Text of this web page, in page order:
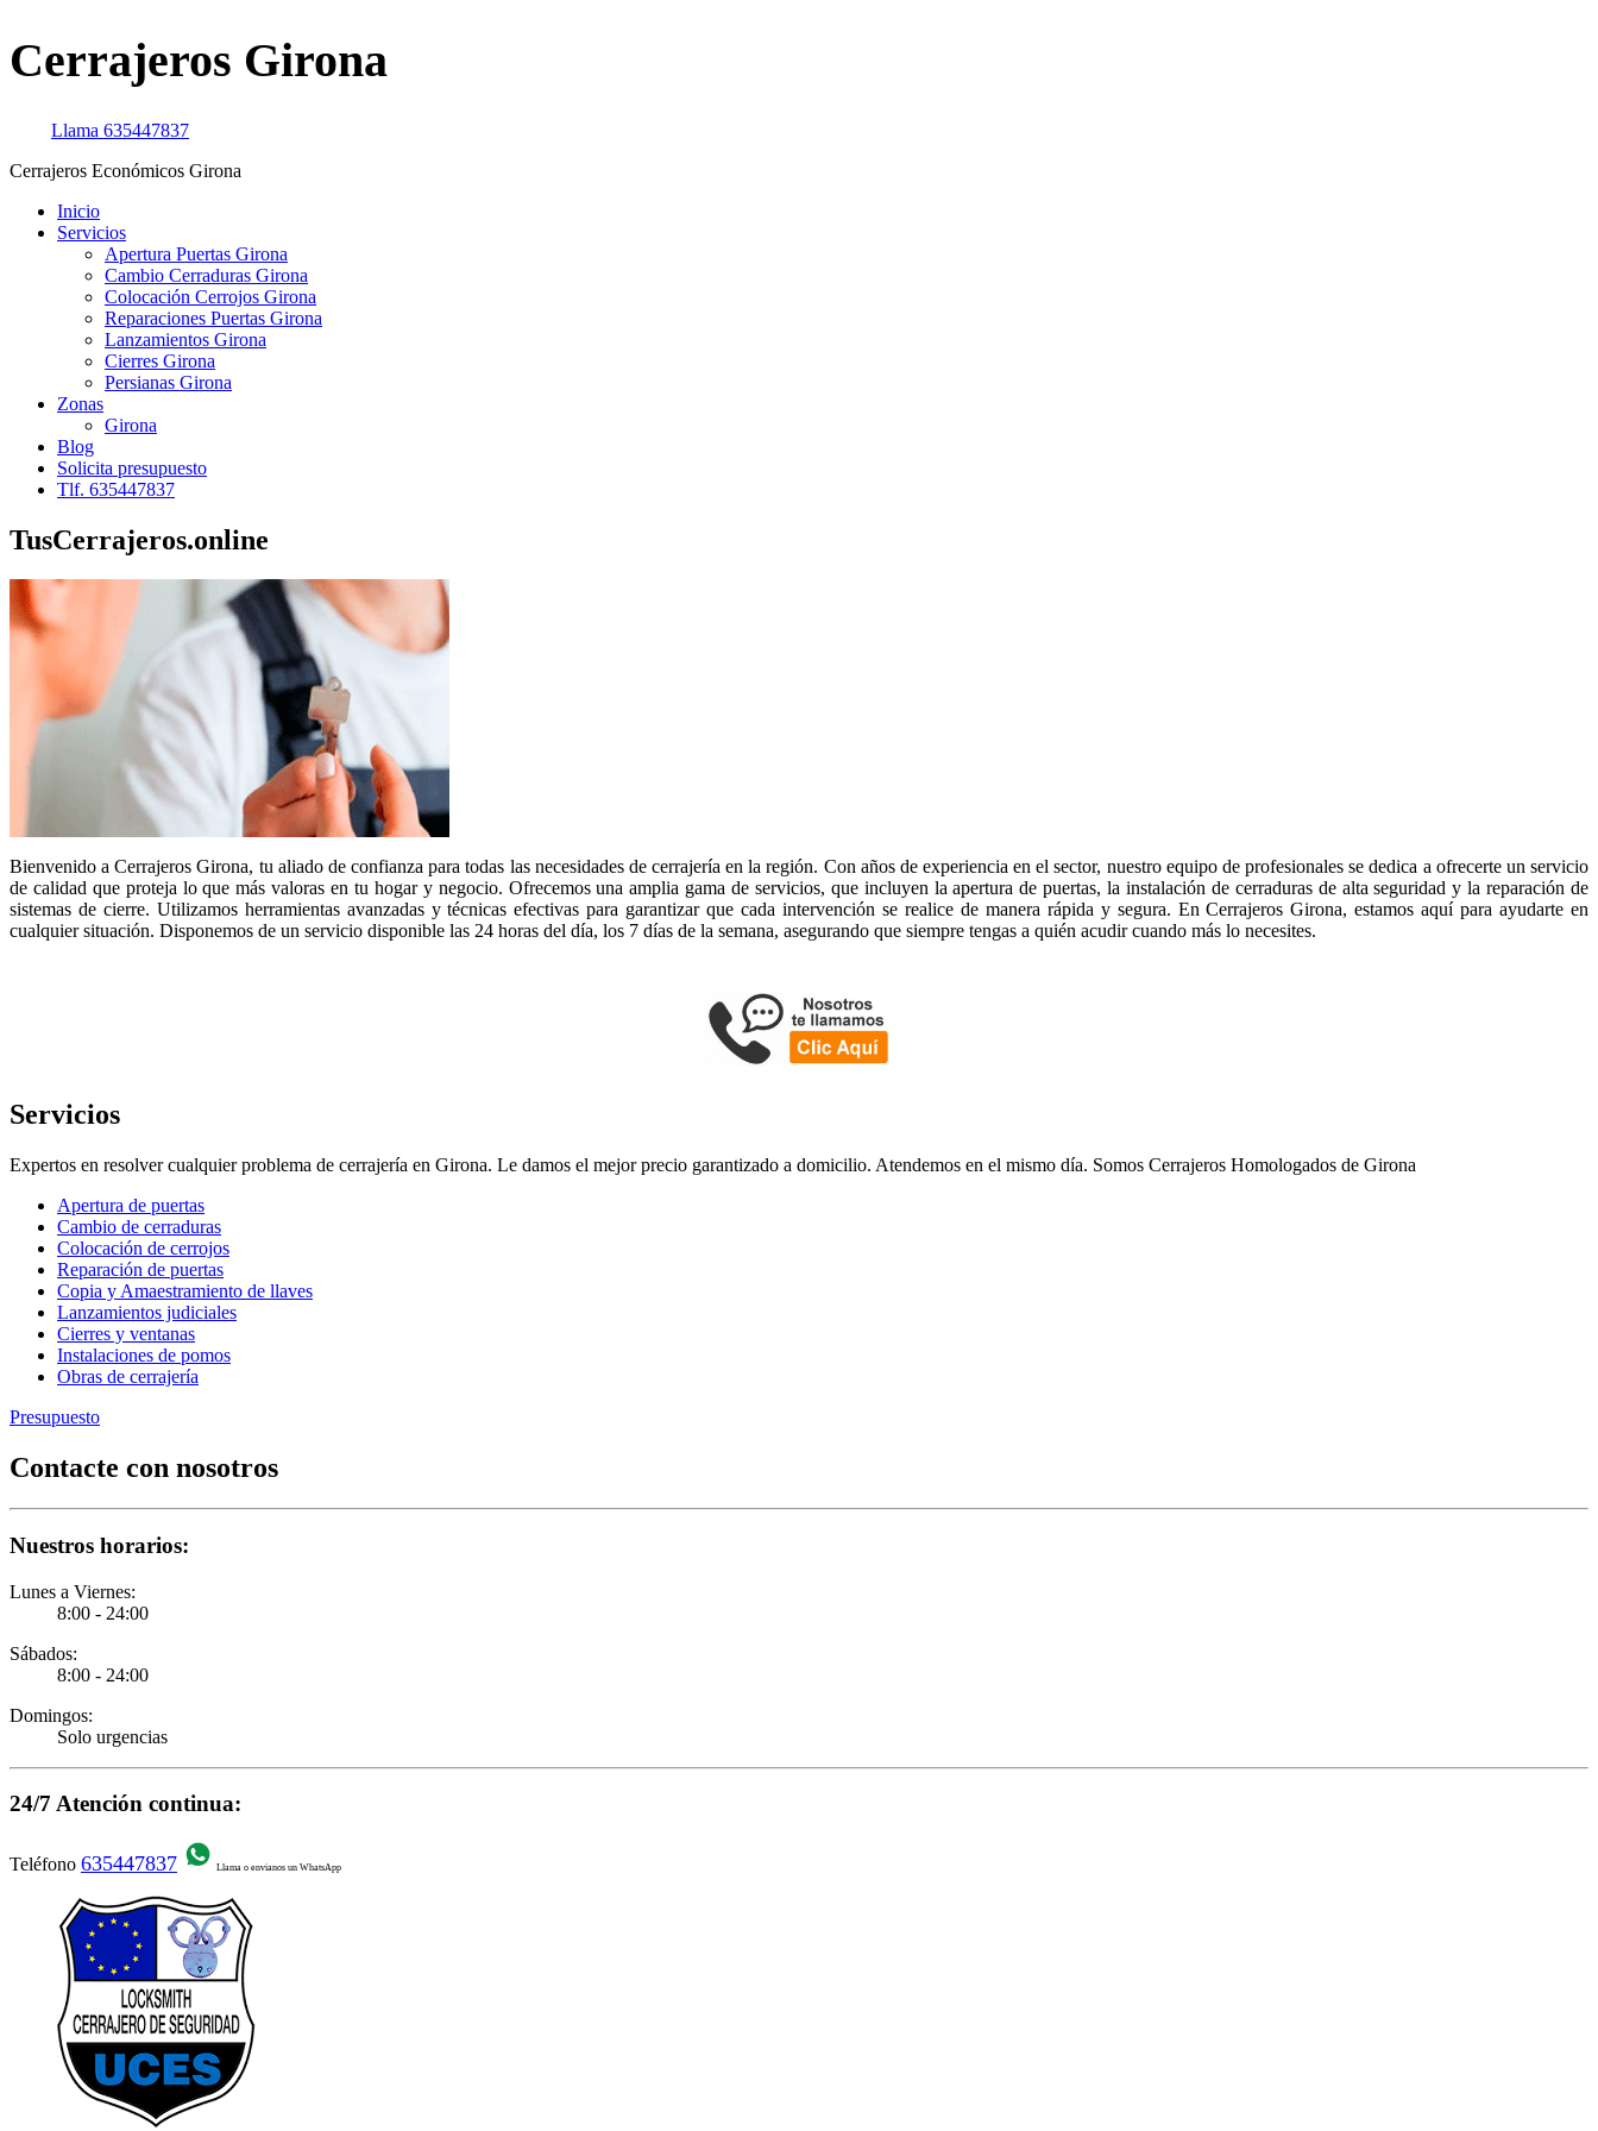
Cerrajeros Girona
Llama 635447837
Cerrajeros Económicos Girona
Inicio
Servicios
Apertura Puertas Girona
Cambio Cerraduras Girona
Colocación Cerrojos Girona
Reparaciones Puertas Girona
Lanzamientos Girona
Cierres Girona
Persianas Girona
Zonas
Girona
Blog
Solicita presupuesto
Tlf. 635447837
TusCerrajeros.online
Bienvenido a Cerrajeros Girona, tu aliado de confianza para todas las necesidades de cerrajería en la región. Con años de experiencia en el sector, nuestro equipo de profesionales se dedica a ofrecerte un servicio
de calidad que proteja lo que más valoras en tu hogar y negocio. Ofrecemos una amplia gama de servicios, que incluyen la apertura de puertas, la instalación de cerraduras de alta seguridad y la reparación de
sistemas de cierre. Utilizamos herramientas avanzadas y técnicas efectivas para garantizar que cada intervención se realice de manera rápida y segura. En Cerrajeros Girona, estamos aquí para ayudarte en
cualquier situación. Disponemos de un servicio disponible las 24 horas del día, los 7 días de la semana, asegurando que siempre tengas a quién acudir cuando más lo necesites.
Servicios
Expertos en resolver cualquier problema de cerrajería en Girona. Le damos el mejor precio garantizado a domicilio. Atendemos en el mismo día. Somos Cerrajeros Homologados de Girona
Apertura de puertas
Cambio de cerraduras
Colocación de cerrojos
Reparación de puertas
Copia y Amaestramiento de llaves
Lanzamientos judiciales
Cierres y ventanas
Instalaciones de pomos
Obras de cerrajería
Presupuesto
Contacte con nosotros
Nuestros horarios:
Lunes a Viernes:
8:00 - 24:00
Sábados:
8:00 - 24:00
Domingos:
Solo urgencias
24/7 Atención continua:
Teléfono 635447837 Llama o envianos un WhatsApp